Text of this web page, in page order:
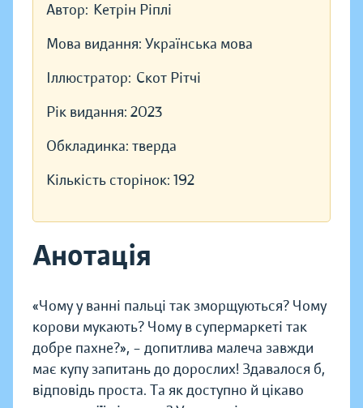
Автор: Кетрін Ріплі
Мова видання: Українська мова
Іллюстратор: Скот Рітчі
Рік видання: 2023
Обкладинка: тверда
Кількість сторінок: 192
Анотація
«Чому у ванні пальці так зморщуються? Чому
корови мукають? Чому в супермаркеті так
добре пахне?», – допитлива малеча завжди
має купу запитань до дорослих! Здавалося б,
відповідь проста. Та як доступно й цікаво